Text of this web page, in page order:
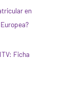
en
Ficha